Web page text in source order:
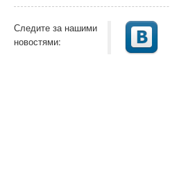
Следите за нашими
новостями: